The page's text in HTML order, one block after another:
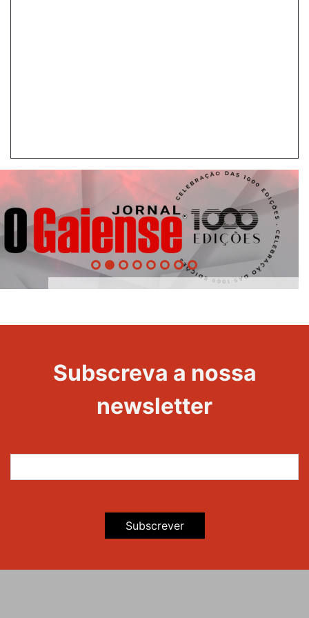
Evento
Subscreva a nossa
newsletter
Subscrever